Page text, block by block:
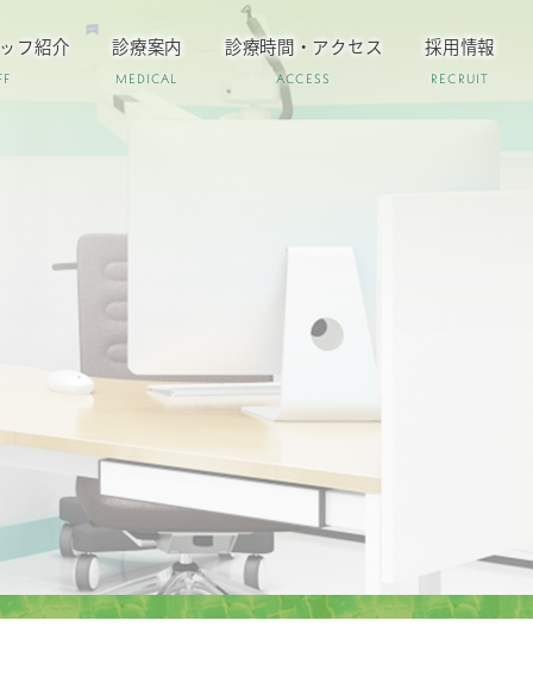
フ紹介 診療案内
MEDICAL
診療時間・アクセス
ACCESS
採用情報
RECRUIT